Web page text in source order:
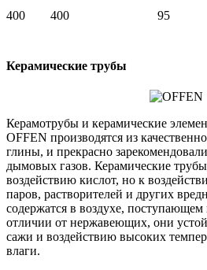
400 400 95
Керамические трубы
Керамотрубы и керамические
OFFEN производятся из
глины, и прекрасно
дымовых газов. Керамические
воздействию кислот, но к
паров, растворителей и других
содержатся в воздухе, поступающем
отличии от нержавеющих, они
сажи и воздействию высоких
влаги.